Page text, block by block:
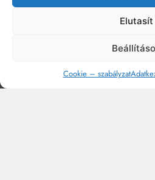
Elutasít
Cookie – szabályzat